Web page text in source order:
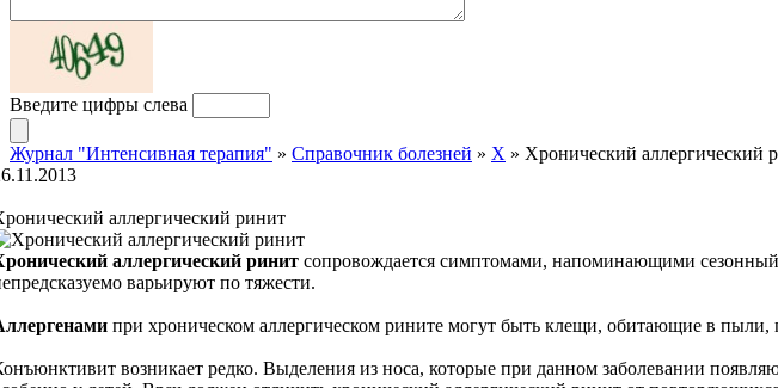
Введите цифры слева
Журнал "Интенсивная терапия" » Справочник болезней » Х » Хронический аллергический
аллергический ринит
аллергический ринит сопровождается симптомами, напоминающими сезонный
варьируют по тяжести.
при хроническом аллергическом рините могут быть клещи, обитающие в
возникает редко. Выделения из носа, которые при данном заболевании